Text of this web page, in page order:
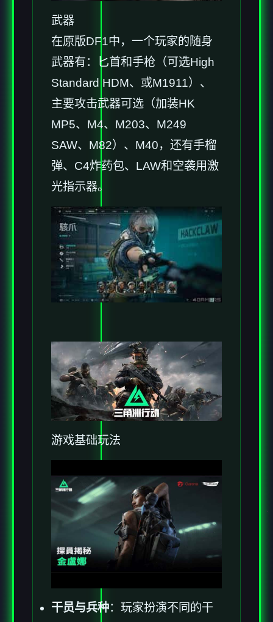
武器
在原版DF1中，一个玩家的随身
武器有：匕首和手枪（可选High
Standard HDM、或M1911）、
主要攻击武器可选（加装HK
MP5、M4、M203、M249
SAW、M82）、M40，还有手榴
弹、C4炸药包、LAW和空袭用激
光指示器。
游戏基础玩法
干员与兵种：玩家扮演不同的干